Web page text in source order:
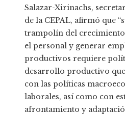
Salazar-Xirinachs,
de la CEPAL, afirmó que
trampolín del
el personal y generar
productivos requiere
desarrollo productivo
con las políticas
laborales, así como con
afrontamiento y